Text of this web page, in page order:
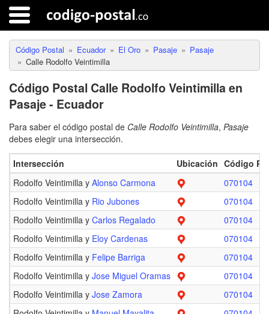
Código Postal Ecuador El Oro Pasaje
Pasaje
Calle Rodolfo Veintimilla
Código Postal Calle Rodolfo Veintimilla en
Pasaje - Ecuador
Para saber el código postal de Calle Rodolfo Veintimilla, Pasaje
debes elegir una intersección.
Intersección Ubicación Código
Rodolfo Veintimilla y Alonso Carmona
070104
Rodolfo Veintimilla y Rio Jubones
070104
Rodolfo Veintimilla y Carlos Regalado
070104
Rodolfo Veintimilla y Eloy Cardenas
070104
Rodolfo Veintimilla y Felipe Barriga
070104
Rodolfo Veintimilla y Jose Miguel Oramas
070104
Rodolfo Veintimilla y Jose Zamora
070104